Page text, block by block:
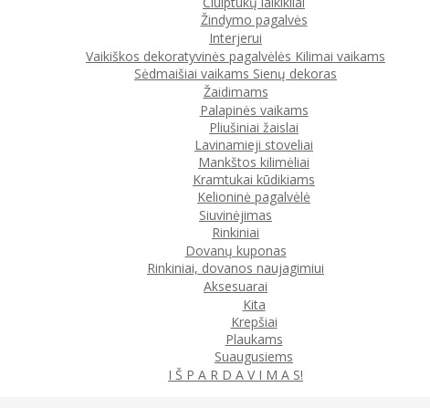
Žindymo pagalvės
Interjerui
Vaikiškos dekoratyvinės pagalvėlės Kilimai vaikams
Sėdmaišiai vaikams Sienų dekoras
Žaidimams
Palapinės vaikams
Pliušiniai žaislai
Lavinamieji stoveliai
Mankštos kilimėliai
Kramtukai kūdikiams
Kelioninė pagalvėlė
Siuvinėjimas
Rinkiniai
Dovanų kuponas
Rinkiniai, dovanos naujagimiui
Aksesuarai
Kita
Krepšiai
Plaukams
Suaugusiems
I Š P A R D A V I M A S!